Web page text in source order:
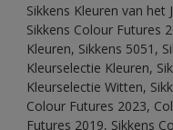
Sikkens Kleuren van
Sikkens Colour Futures
Kleuren, Sikkens 5051,
Kleurselectie Kleuren,
Kleurselectie Witten,
Colour Futures 2023,
Futures 2019, Sikkens